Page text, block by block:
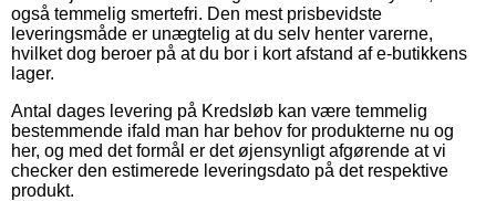
også temmelig smertefri. Den mest prisbevidste
leveringsmåde er unægtelig at du selv henter varerne,
hvilket dog beroer på at du bor i kort afstand af e-butikkens
lager.
Antal dages levering på Kredsløb kan være temmelig
bestemmende ifald man har behov for produkterne nu og
her, og med det formål er det øjensynligt afgørende at vi
checker den estimerede leveringsdato på det respektive
produkt.